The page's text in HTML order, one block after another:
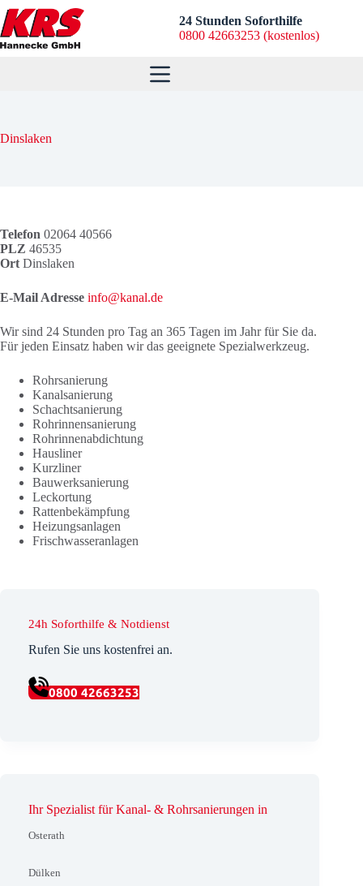
Zum
Inhalt
springen
24 Stunden Soforthilfe
0800 42663253 (kostenlos)
Dinslaken
Telefon 02064 40566
PLZ 46535
Ort Dinslaken
E-Mail Adresse info@kanal.de
Wir sind 24 Stunden pro Tag an 365 Tagen im Jahr für Sie da.
Für jeden Einsatz haben wir das geeignete Spezialwerkzeug.
Rohrsanierung
Kanalsanierung
Schachtsanierung
Rohrinnensanierung
Rohrinnenabdichtung
Hausliner
Kurzliner
Bauwerksanierung
Leckortung
Rattenbekämpfung
Heizungsanlagen
Frischwasseranlagen
24h Soforthilfe & Notdienst
Rufen Sie uns kostenfrei an.
0800 42663253
Ihr Spezialist für Kanal- & Rohrsanierungen in
Osterath
Dülken